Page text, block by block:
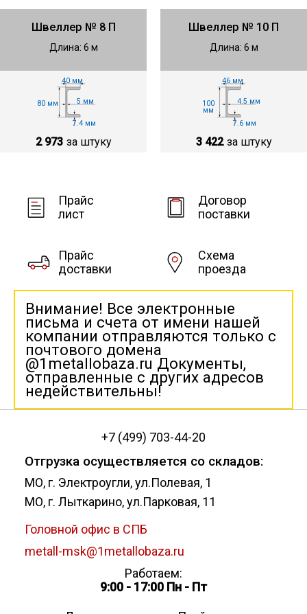
Швеллер № 8 П
Длина: 6 м
40 мм
80 мм 5 мм
7.4 мм
2 973 за штуку
Швеллер № 10 П
Длина: 6 м
46 мм
100
мм
4.5 мм
7.6 мм
3 422 за штуку
Прайс
лист
Договор
поставки
Прайс
доставки
Схема
проезда
Внимание! Все электронные
письма и счета от имени нашей
компании отправляются только с
почтового домена
@1metallobaza.ru Документы,
отправленные с других адресов
недействительны!
+7 (499) 703-44-20
Отгрузка осуществляется со складов:
МО, г. Электроугли, ул.Полевая, 1
МО, г. Лыткарино, ул.Парковая, 11
Головной офис в СПБ
metall-msk@1metallobaza.ru
Работаем:
9:00 - 17:00 Пн - Пт